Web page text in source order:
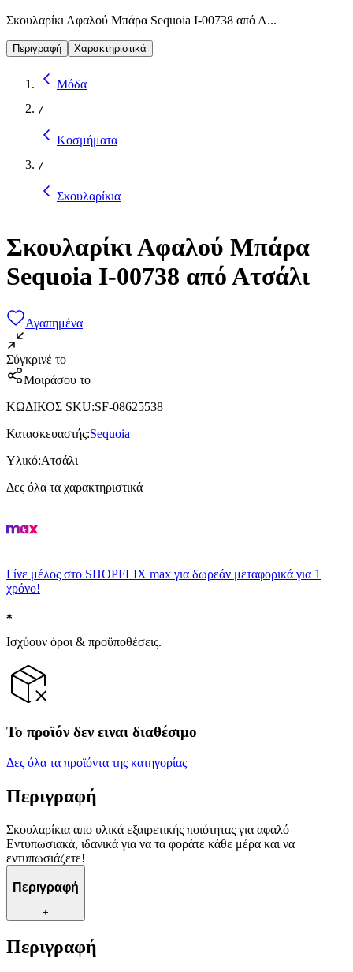
Σκουλαρίκι Αφαλού Μπάρα Sequoia I-00738 από Α...
Περιγραφή Χαρακτηριστικά
Μόδα
/
Κοσμήματα
/
Σκουλαρίκια
Σκουλαρίκι Αφαλού Μπάρα
Sequoia I-00738 από Ατσάλι
Αγαπημένα
Σύγκρινέ το
Μοιράσου το
ΚΩΔΙΚΟΣ SKU:SF-08625538
Κατασκευαστής:Sequoia
Υλικό:Ατσάλι
Δες όλα τα χαρακτηριστικά
Γίνε μέλος στο SHOPFLIX max για δωρεάν μεταφορικά για 1
χρόνο!
Ισχύουν όροι & προϋποθέσεις.
Το προϊόν δεν ειναι διαθέσιμο
Δες όλα τα προϊόντα της κατηγορίας
Περιγραφή
Σκουλαρίκια απο υλικά εξαιρετικής ποιότητας για αφαλό
Εντυπωσιακά, ιδανικά για να τα φοράτε κάθε μέρα και να
εντυπωσιάζετε!
Περιγραφή
+
Περιγραφή